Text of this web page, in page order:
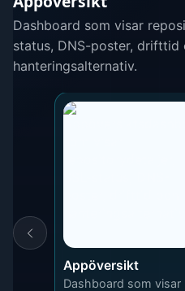
Dashboard som visar
status, DNS-poster, drifttid
hanteringsalternativ.
Appöversikt
Dashboard som visar